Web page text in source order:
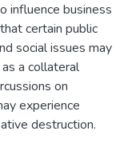
influence business
certain public
social issues may
a collateral
on
experience
destruction.